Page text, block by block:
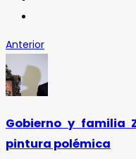
Anterior
Gobierno y familia
pintura polémica